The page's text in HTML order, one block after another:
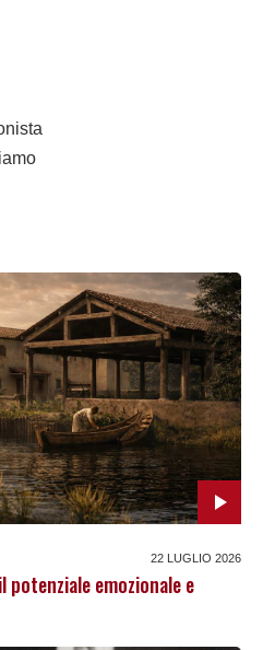
22 LUGLIO 2026
potenziale emozionale e